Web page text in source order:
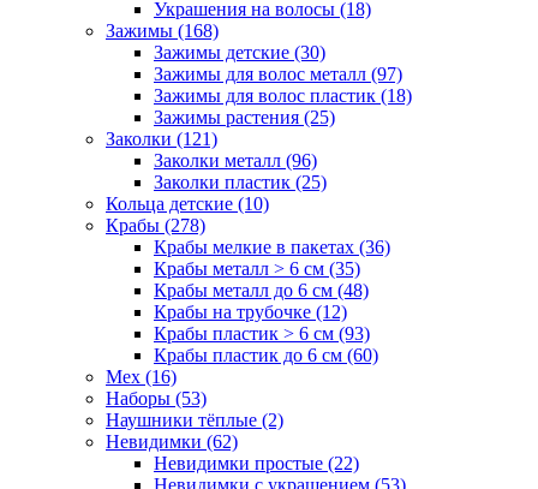
Украшения на волосы (18)
Зажимы (168)
Зажимы детские (30)
Зажимы для волос металл (97)
Зажимы для волос пластик (18)
Зажимы растения (25)
Заколки (121)
Заколки металл (96)
Заколки пластик (25)
Кольца детские (10)
Крабы (278)
Крабы мелкие в пакетах (36)
Крабы металл > 6 см (35)
Крабы металл до 6 см (48)
Крабы на трубочке (12)
Крабы пластик > 6 см (93)
Крабы пластик до 6 см (60)
Мех (16)
Наборы (53)
Наушники тёплые (2)
Невидимки (62)
Невидимки простые (22)
Невидимки с украшением (53)